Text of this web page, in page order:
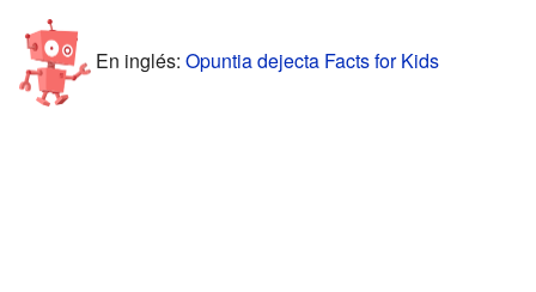
En inglés: Opuntia dejecta Facts for Kids